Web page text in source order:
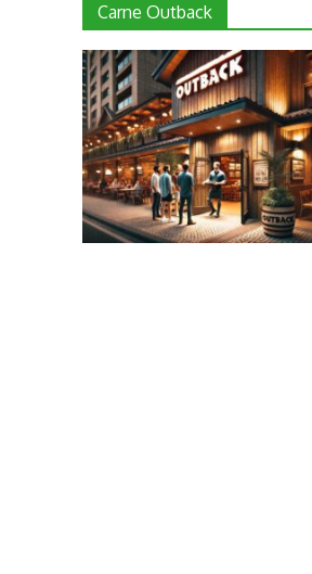
Carne Outback